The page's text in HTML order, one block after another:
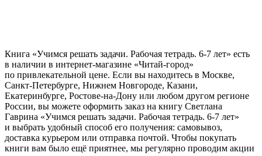
Книга «Учимся решать задачи. Рабочая тетрадь. 6-7 лет» есть
в наличии в интернет-магазине «Читай-город»
по привлекательной цене. Если вы находитесь в Москве,
Санкт-Петербурге, Нижнем Новгороде, Казани,
Екатеринбурге, Ростове-на-Дону или любом другом регионе
России, вы можете оформить заказ на книгу Светлана
Гаврина «Учимся решать задачи. Рабочая тетрадь. 6-7 лет»
и выбрать удобный способ его получения: самовывоз,
доставка курьером или отправка почтой. Чтобы покупать
книги вам было ещё приятнее, мы регулярно проводим акции